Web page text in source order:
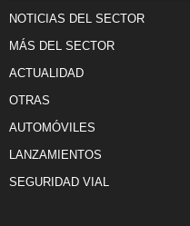
NOTICIAS DEL SECTOR
MÁS DEL SECTOR
ACTUALIDAD
OTRAS
AUTOMÓVILES
LANZAMIENTOS
SEGURIDAD VIAL